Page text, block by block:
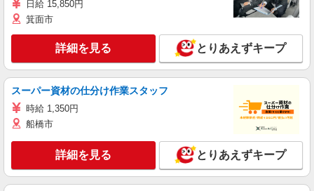
日給 15,850円
箕面市
詳細を見る とりあえずキープ
スーパー資材の仕分け作業スタッフ
時給 1,350円
船橋市
詳細を見る とりあえずキープ